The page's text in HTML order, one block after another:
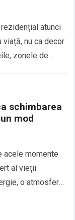
atunci
nu ca decor
zonele de
schimbarea
mod
acele momente
al vieții
o atmosferă